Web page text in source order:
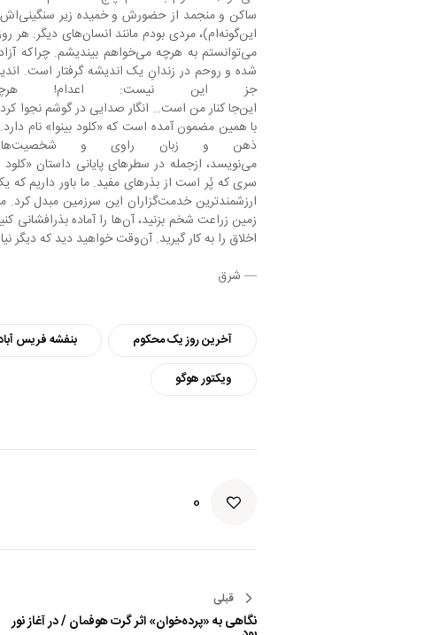
این‌گونه‌ام)، مردی
جز این نیست: اعدام!
این‌جا کنار من است… انگار صدایی در گوشم نجوا
می‌نویسد، ازجمله در سطرهای پایانی داستان
ارزشمندترین خدمت‌گزاران این
اخلاق را به کار گیرید. آن‌وقت خواهید دید که دیگر نیازی نیست این سرها را از بدن جدا کنید».
— شرق
آخرین روز یک محکوم بنفشه فریس
ویکتور هوگو
0
راهبری
نوشته
قبلی
نگاهی به «پرده‌خوان» اثر گرت هوفمان / در آغاز نور